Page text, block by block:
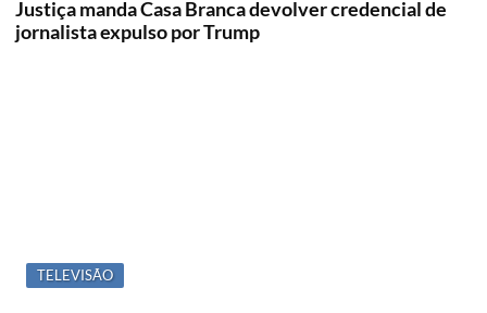
Justiça manda Casa Branca devolver credencial de
jornalista expulso por Trump
TELEVISÃO